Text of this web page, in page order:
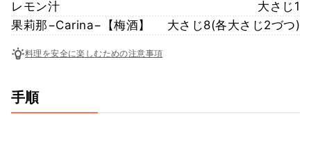
レモン汁
大さじ1
果莉那−Carina−【梅酒】
大さじ8(各大さじ2づつ)
料理を安全に楽しむための注意事項
手順